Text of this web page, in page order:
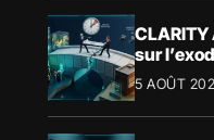
sur
bloque le
5 AOÛT